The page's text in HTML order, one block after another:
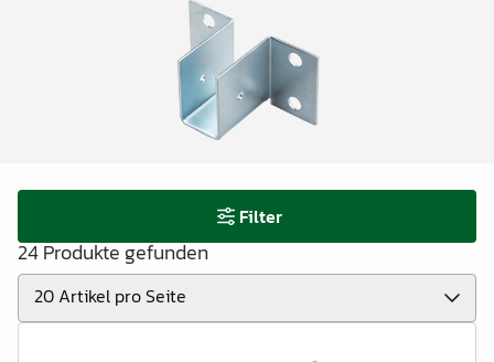
Filter
24 Produkte gefunden